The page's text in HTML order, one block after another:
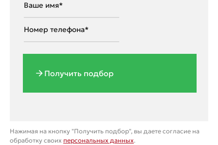
Получить подбор
Нажимая на кнопку "Получить подбор", вы даете согласие на
обработку своих персональных данных.